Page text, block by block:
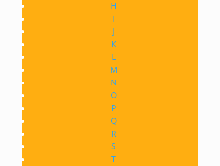
H
I
J
K
L
M
N
O
P
Q
R
S
T